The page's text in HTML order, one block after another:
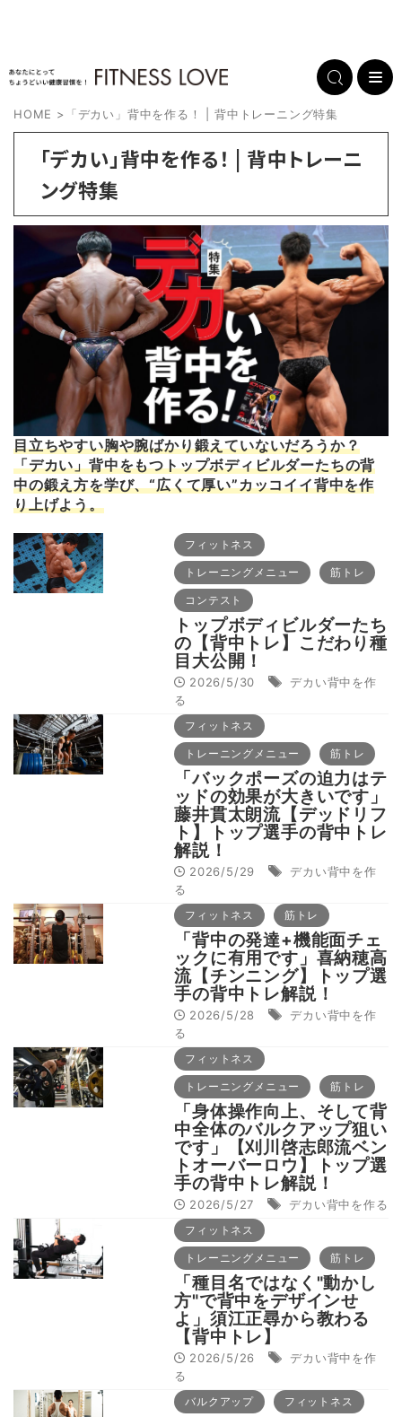
HOME > 「デカい」背中を作る！ | 背中トレーニング特集
「デカい」背中を作る！ | 背中トレーニ
ング特集
目立ちやすい胸や腕ばかり鍛えていないだろうか？
「デカい」背中をもつトップボディビルダーたちの背
中の鍛え方を学び、“広くて厚い”カッコイイ背中を作
り上げよう。
フィットネス
トレーニングメニュー 筋トレ
コンテスト
トップボディビルダーたち
の【背中トレ】こだわり種
目大公開！
2026/5/30
デカい背中を作
る
フィットネス
トレーニングメニュー 筋トレ
「バックポーズの迫力はテ
ッドの効果が大きいです」
藤井貫太朗流【デッドリフ
ト】トップ選手の背中トレ
解説！
2026/5/29
デカい背中を作
る
フィットネス 筋トレ
「背中の発達+機能面チェ
ックに有用です」喜納穂高
流【チンニング】トップ選
手の背中トレ解説！
2026/5/28
デカい背中を作
る
フィットネス
トレーニングメニュー 筋トレ
「身体操作向上、そして背
中全体のバルクアップ狙い
です」【刈川啓志郎流ベン
トオーバーロウ】トップ選
手の背中トレ解説！
2026/5/27 デカい背中を作る
フィットネス
トレーニングメニュー 筋トレ
「種目名ではなく"動かし
方"で背中をデザインせ
よ」須江正尋から教わる
【背中トレ】
2026/5/26
デカい背中を作
る
バルクアップ フィットネス